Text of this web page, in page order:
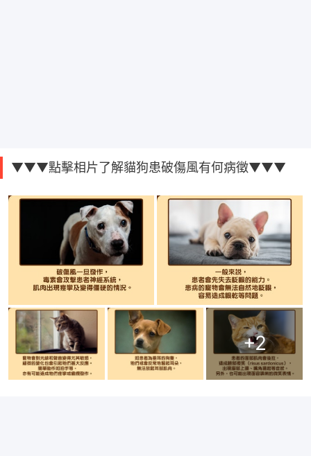
▼▼▼點擊相片了解貓狗患破傷風有何病徵▼▼▼
+2